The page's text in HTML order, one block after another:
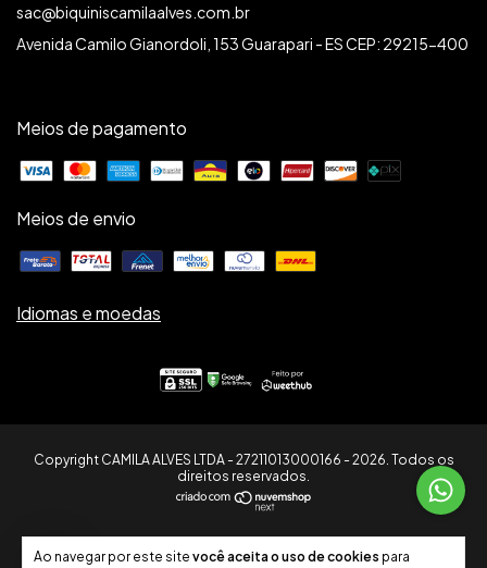
Ao navegar por este site você aceita o uso de cookies para
sac@biquiniscamilaalves.com.br
Avenida Camilo Gianordoli, 153 Guarapari - ES CEP: 29215-400
Meios de pagamento
Meios de envio
Idiomas e moedas
Copyright CAMILA ALVES LTDA - 27211013000166 - 2026. Todos os
direitos reservados.